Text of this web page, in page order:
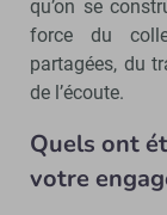
qu’on se
force du
partagées, du
de l’écoute.
Quels ont
votre